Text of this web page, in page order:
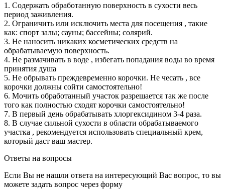
1. Содержать обработанную поверхность в сухости весь
период заживления.
2. Ограничить или исключить места для посещения , такие
как: спорт залы; сауны; бассейны; солярий.
3. Не наносить никаких косметических средств на
обрабатываемую поверхность.
4. Не размачивать в воде , избегать попадания воды во время
принятия душа
5. Не обрывать преждевременно корочки. Не чесать , все
корочки должны сойти самостоятельно!
6. Мочить обработанный участок разрешается так же после
того как полностью сходят корочки самостоятельно!
7. В первый день обрабатывать хлоргексидином 3-4 раза.
8. В случае сильной сухости в области обрабатываемого
участка , рекомендуется использовать специальный крем,
который даст ваш мастер.
Ответы на вопросы
Если Вы не нашли ответа на интересующий Вас вопрос, то вы
можете задать вопрос через форму